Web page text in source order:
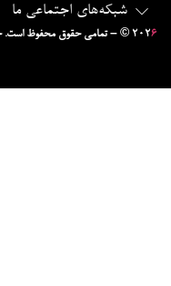
شبکه‌های اجتماعی ما
– © ۲۰۲۶ تمامی حقوق محفوظ است.